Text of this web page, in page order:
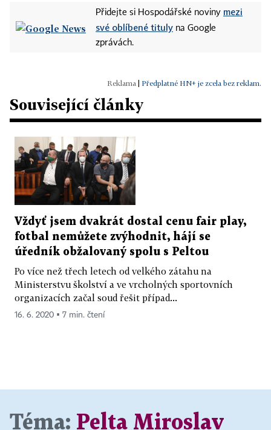
Přidejte si Hospodářské noviny mezi
své oblíbené tituly na Google
zprávách.
Předplatné HN+ je zcela bez reklam.
Související články
Vždyť jsem dvakrát dostal cenu fair play,
fotbal nemůžete zvýhodnit, hájí se
úředník obžalovaný spolu s Peltou
Po více než třech letech od velkého zátahu na
Ministerstvu školství a ve vrcholných sportovních
organizacích začal soud řešit případ...
16. 6. 2020 ▪ 7 min. čtení
Téma: Pelta Miroslav